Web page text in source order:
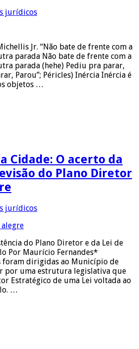
jurídicos
Jr. “Não bate de frente com a
parada Não bate de frente com a
parada (hehe) Pediu pra parar,
Parou”; Péricles) Inércia Inércia é
objetos …
Cidade: O acerto da
do Plano Diretor
jurídicos
do Plano Diretor e da Lei de
Por Maurício Fernandes*
foram dirigidas ao Município de
por uma estrutura legislativa que
Estratégico de uma Lei voltada ao
…